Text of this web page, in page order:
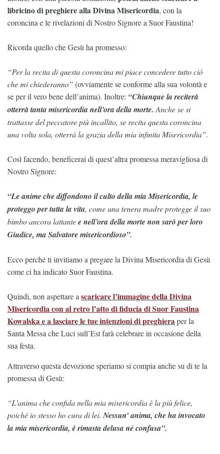
libricino di preghiere alla Divina Misericordia, con la
coroncina e le rivelazioni di Nostro Signore a Suor Faustina!
Ricorda quello che Gesù ha promesso:
“Per la recita di questa coroncina mi piace concedere tutto ciò
che mi chiederanno” (ovviamente se conforme alla sua volontà e
se per il vero bene dell’anima). Inoltre: “Chiunque la reciterà
otterrà tanta misericordia nell’ora della morte. Anche se si
trattasse del peccatore più incallito, se recita questa coroncina
una volta sola, otterrà la grazia della mia infinita Misericordia”.
Così facendo, beneficerai di quest’altra promessa meravigliosa di
Nostro Signore:
“Le anime che diffondono il culto della mia Misericordia, le
proteggo per tutta la vita, come una tenera madre protegge il suo
bimbo ancora lattanteenell’ora della morte non sarò per loro
Giudice, ma Salvatore misericordioso”.
Ecco perché ti invitiamo a pregare la Divina Misericordia di Gesù
come ci ha indicato Suor Faustina.
Quindi, non aspettare a scaricare l’immagine della Divina
Misericordia con al retro l’atto di fiducia di Suor Faustina
Kowalska e a lasciare le tue intenzioni di preghieraper la
Santa Messa che Luci sull’Est farà celebrare in occasione della
sua festa.
Attraverso questa devozione speriamo si compia anche su di te la
promessa di Gesù:
“L'anima che confida nella mia misericordia è la più felice,
poiché io stesso ho cura di lei. Nessun’ anima, che ha invocato
la mia misericordia, è rimasta delusa né confusa”.